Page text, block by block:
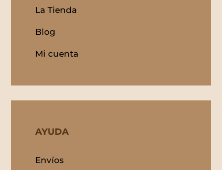
La Tienda
Blog
Mi cuenta
AYUDA
Envíos